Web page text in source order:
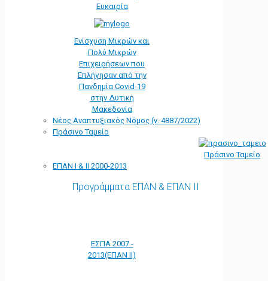
Ευκαιρία
Ενίσχυση Μικρών και
Πολύ Μικρών
Επιχειρήσεων που
Επλήγησαν από την
Πανδημία Covid-19
στην Δυτική
Μακεδονία
Νέος Αναπτυξιακός Νόμος (ν. 4887/2022)
Πράσινο Ταμείο
Πράσινο Ταμείο
ΕΠΑΝ Ι & ΙΙ 2000-2013
Προγράμματα ΕΠΑΝ & ΕΠΑΝ ΙΙ
ΕΣΠΑ 2007 -
2013(ΕΠΑΝ ΙΙ)